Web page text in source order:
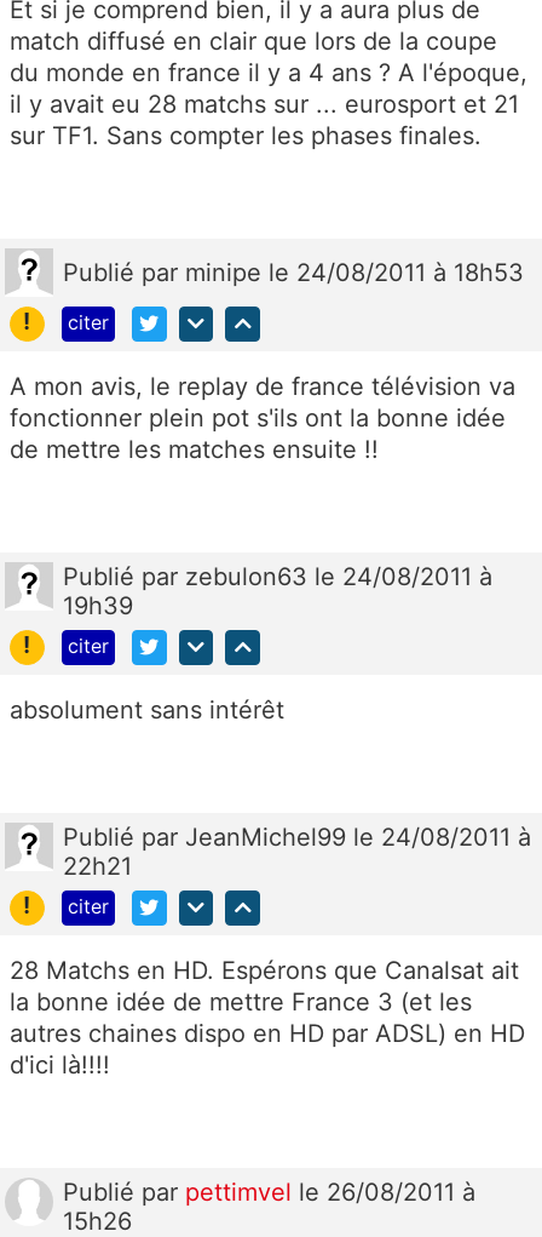
Et si je comprend bien, il y a aura plus de
match diffusé en clair que lors de la coupe
du monde en france il y a 4 ans ? A l'époque,
il y avait eu 28 matchs sur ... eurosport et 21
sur TF1. Sans compter les phases finales.
Publié par minipe le 24/08/2011 à 18h53
!
citer
A mon avis, le replay de france télévision va
fonctionner plein pot s'ils ont la bonne idée
de mettre les matches ensuite !!
Publié par zebulon63 le 24/08/2011 à
19h39
!
citer
absolument sans intérêt
Publié par JeanMichel99 le 24/08/2011 à
22h21
!
citer
28 Matchs en HD. Espérons que Canalsat ait
la bonne idée de mettre France 3 (et les
autres chaines dispo en HD par ADSL) en HD
d'ici là!!!!
Publié par pettimvel le 26/08/2011 à
15h26